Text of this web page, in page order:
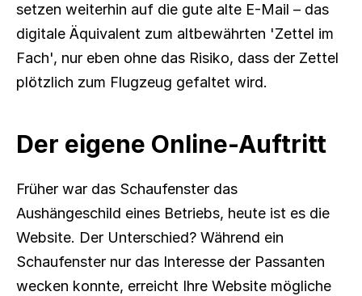
setzen weiterhin auf die gute alte E-Mail – das
digitale Äquivalent zum altbewährten 'Zettel im
Fach', nur eben ohne das Risiko, dass der Zettel
plötzlich zum Flugzeug gefaltet wird.
Der eigene Online-Auftritt
Früher war das Schaufenster das
Aushängeschild eines Betriebs, heute ist es die
Website. Der Unterschied? Während ein
Schaufenster nur das Interesse der Passanten
wecken konnte, erreicht Ihre Website mögliche